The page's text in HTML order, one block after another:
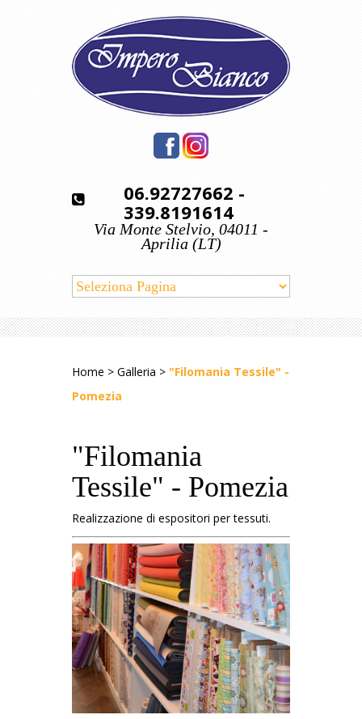
06.92727662 -
339.8191614
Via Monte Stelvio, 04011 -
Aprilia (LT)
Home > Galleria > "Filomania Tessile" -
Pomezia
"Filomania
Tessile" - Pomezia
Realizzazione di espositori per tessuti.